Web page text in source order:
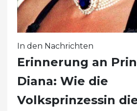
In den Nachrichten
Erinnerung an
Diana: Wie die
Volksprinzessin